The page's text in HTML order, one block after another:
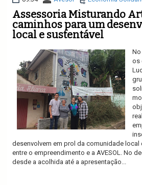
Assessoria Misturando
caminhos para um
local e sustentável
No
os
desenvolvem em prol da comunidade local
entre o empreendimento e a AVESOL. No
desde a acolhida até a apresentação...